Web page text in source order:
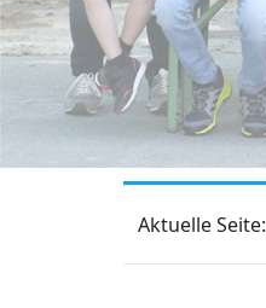
Aktuelle Seite: